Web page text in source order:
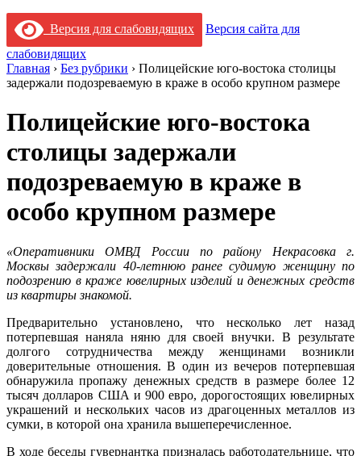
Версия для слабовидящих
Версия сайта для
слабовидящих
Главная › Без рубрики › Полицейские юго-востока столицы
задержали подозреваемую в краже в особо крупном размере
Полицейские юго-востока
столицы задержали
подозреваемую в краже в
особо крупном размере
«Оперативники ОМВД России по району Некрасовка г.
Москвы задержали 40-летнюю ранее судимую женщину по
подозрению в краже ювелирных изделий и денежных средств
из квартиры знакомой.
Предварительно установлено, что несколько лет назад
потерпевшая наняла няню для своей внучки. В результате
долгого сотрудничества между женщинами возникли
доверительные отношения. В один из вечеров потерпевшая
обнаружила пропажу денежных средств в размере более 12
тысяч долларов США и 900 евро, дорогостоящих ювелирных
украшений и нескольких часов из драгоценных металлов из
сумки, в которой она хранила вышеперечисленное.
В ходе беседы гувернантка призналась работодательнице, что